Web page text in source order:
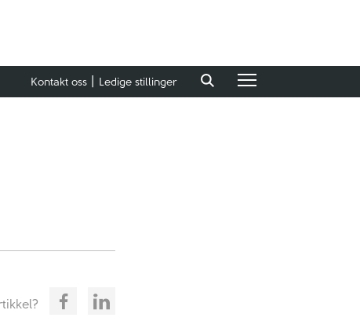
Kontakt oss Ledige stillinger